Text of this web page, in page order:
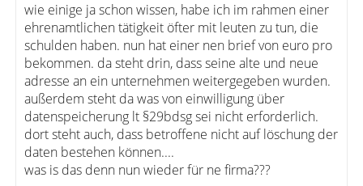
wie einige ja schon wissen, habe ich im rahmen einer
ehrenamtlichen tätigkeit öfter mit leuten zu tun, die
schulden haben. nun hat einer nen brief von euro pro
bekommen. da steht drin, dass seine alte und neue
adresse an ein unternehmen weitergegeben wurden.
außerdem steht da was von einwilligung über
datenspeicherung lt §29bdsg sei nicht erforderlich.
dort steht auch, dass betroffene nicht auf löschung der
daten bestehen können....
was is das denn nun wieder für ne firma???